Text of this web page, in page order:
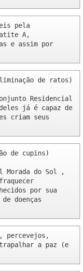
pela
A,
e assim por
de ratos)
Residencial
já é capaz de
criam seus
de cupins)
Morada do Sol ,
por sua
doenças
percevejos,
a paz (e